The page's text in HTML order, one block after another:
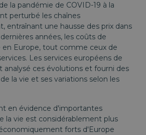
la pandémie de COVID-19 à la
perturbé les chaînes
entraînant une hausse des prix dans
années, les coûts de
Europe, tout comme ceux de
Les services européens de
analysé ces évolutions et fourni des
la vie et ses variations selon les
en évidence d'importantes
la vie est considérablement plus
forts d'Europe